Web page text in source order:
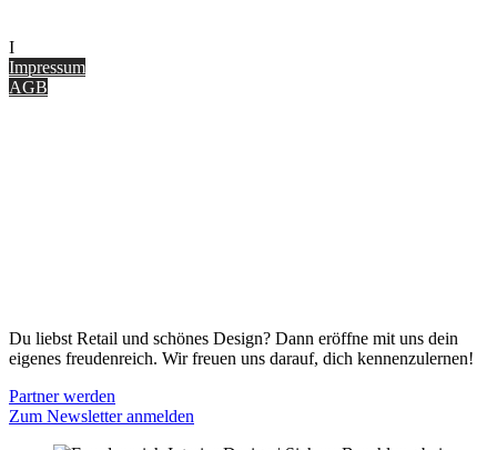
I
Impressum
AGB
Du liebst Retail und schönes Design? Dann eröffne mit uns dein
eigenes freudenreich. Wir freuen uns darauf, dich kennenzulernen!
Partner werden
Zum Newsletter anmelden